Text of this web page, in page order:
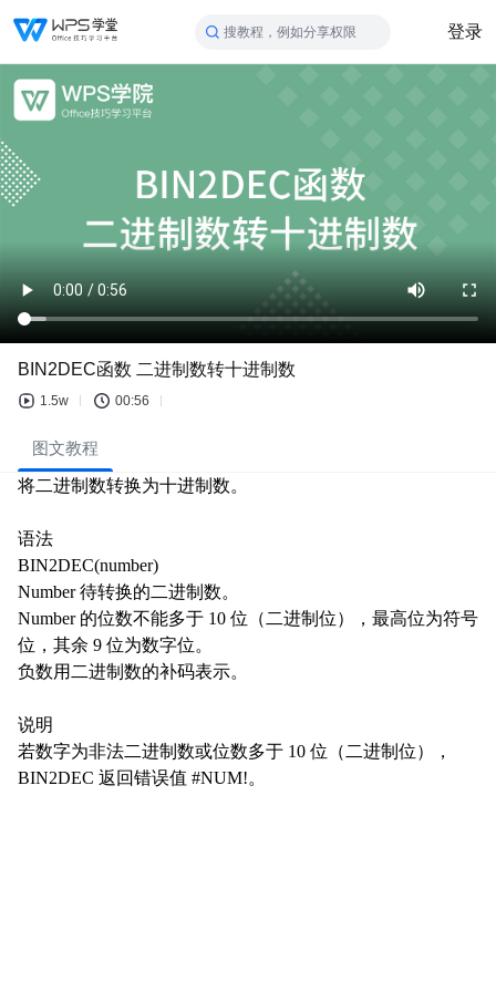
搜教程，例如分享权限 登录
BIN2DEC函数 二进制数转十进制数
1.5w 00:56
图文教程
将二进制数转换为十进制数。
语法
BIN2DEC(number)
Number 待转换的二进制数。
Number 的位数不能多于 10 位（二进制位），最高位为符号
位，其余 9 位为数字位。
负数用二进制数的补码表示。
说明
若数字为非法二进制数或位数多于 10 位（二进制位），
BIN2DEC 返回错误值 #NUM!。